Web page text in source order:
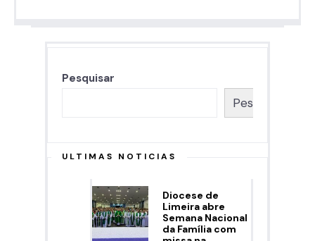
Pesquisar
Pesquisar
ULTIMAS NOTICIAS
Diocese de
Limeira abre
Semana Nacional
da Família com